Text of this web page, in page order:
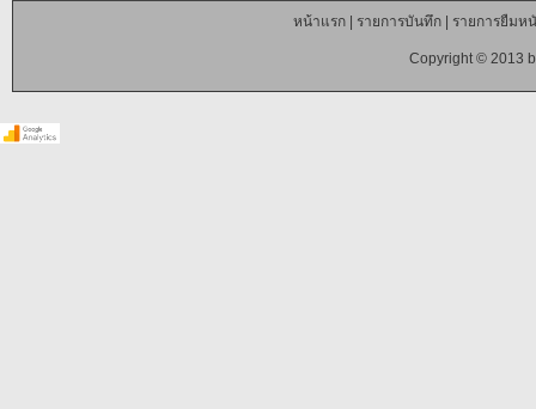
หน้าแรก| รายการบันทึก| รายการยืมห
Copyright © 2013